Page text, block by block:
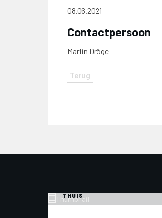
08.06.2021
Contactpersoon
Martin Dröge
THUIS